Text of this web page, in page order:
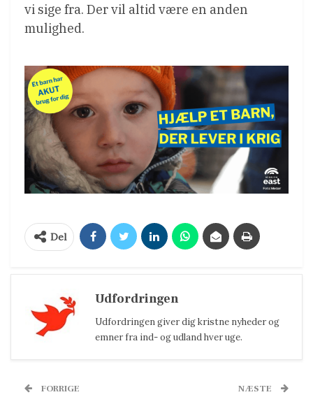
vi sige fra. Der vil altid være en anden
mulighed.
Del
Udfordringen
Udfordringen giver dig kristne nyheder og
emner fra ind- og udland hver uge.
FORRIGE NÆSTE